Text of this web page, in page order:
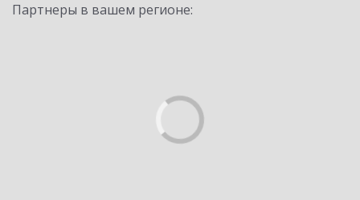
Партнеры в вашем регионе: